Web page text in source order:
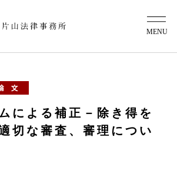
文
による補正－除き得を
切な審査、審理につい